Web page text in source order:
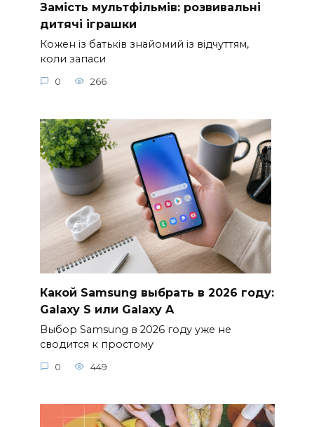
Замість мультфільмів: розвивальні
дитячі іграшки
Кожен із батьків знайомий із відчуттям,
коли запаси
0 266
Какой Samsung выбрать в 2026 году:
Galaxy S или Galaxy A
Выбор Samsung в 2026 году уже не
сводится к простому
0 449